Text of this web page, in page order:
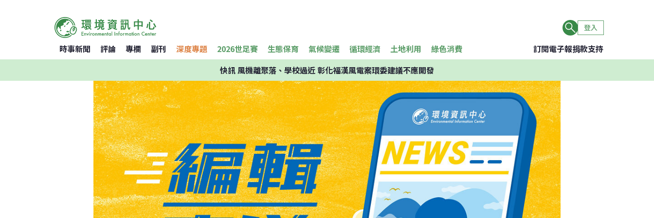
登入
時事新聞 評論 專欄 副刊 深度專題 2026世足賽 生態保育 氣候變遷 循環經濟 土地利用 綠色消費 訂閱電子報捐款支持
快訊風機離聚落、學校過近 彰化福漢風電案環委建議不應開發